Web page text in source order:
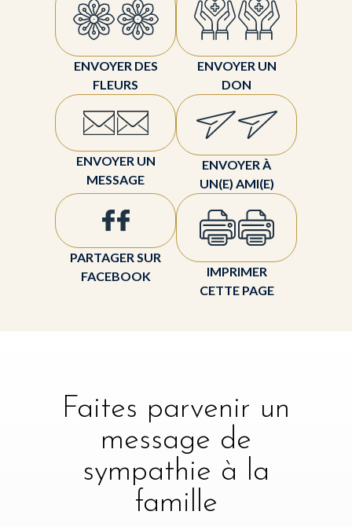
ENVOYER DES
FLEURS
ENVOYER UN
DON
ENVOYER UN
MESSAGE
ENVOYER À
UN(E) AMI(E)
PARTAGER SUR
FACEBOOK
IMPRIMER
CETTE PAGE
Faites parvenir un
message de
sympathie à la
famille